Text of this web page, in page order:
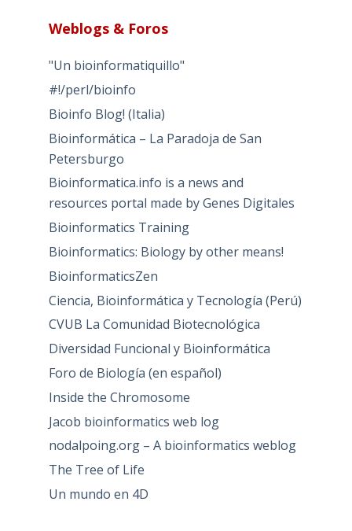
Weblogs & Foros
"Un bioinformatiquillo"
#!/perl/bioinfo
Bioinfo Blog! (Italia)
Bioinformática – La Paradoja de San
Petersburgo
Bioinformatica.info is a news and
resources portal made by Genes Digitales
Bioinformatics Training
Bioinformatics: Biology by other means!
BioinformaticsZen
Ciencia, Bioinformática y Tecnología (Perú)
CVUB La Comunidad Biotecnológica
Diversidad Funcional y Bioinformática
Foro de Biología (en español)
Inside the Chromosome
Jacob bioinformatics web log
nodalpoing.org – A bioinformatics weblog
The Tree of Life
Un mundo en 4D